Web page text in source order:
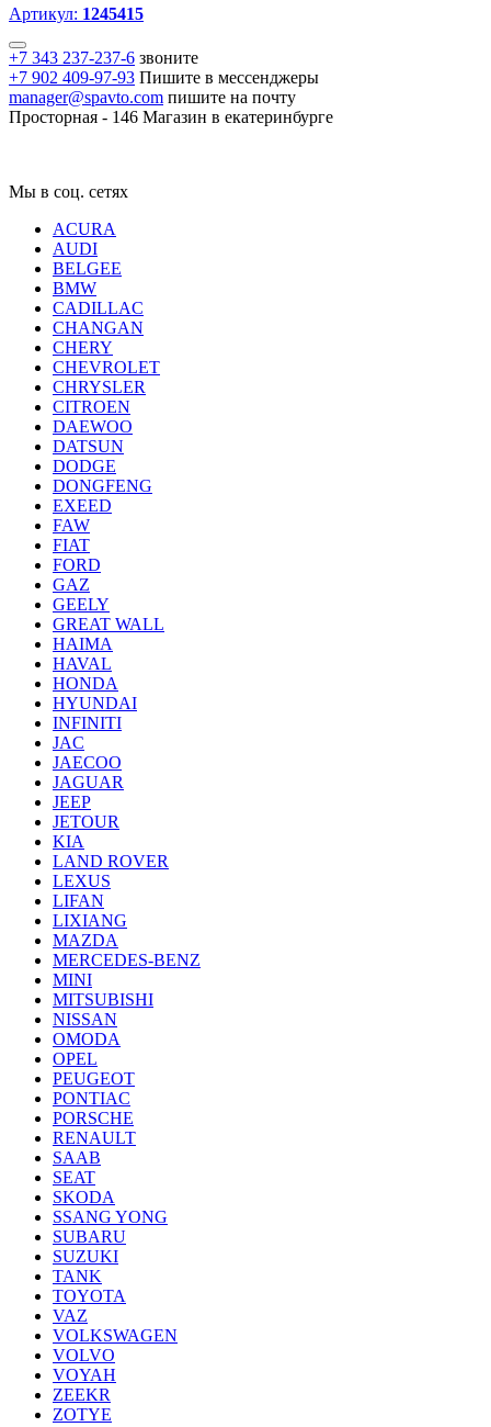
Артикул: 1245415
+7 343 237-237-6 звоните
+7 902 409-97-93 Пишите в мессенджеры
manager@spavto.com пишите на почту
Просторная - 146 Магазин в екатеринбурге
Мы в соц. сетях
ACURA
AUDI
BELGEE
BMW
CADILLAC
CHANGAN
CHERY
CHEVROLET
CHRYSLER
CITROEN
DAEWOO
DATSUN
DODGE
DONGFENG
EXEED
FAW
FIAT
FORD
GAZ
GEELY
GREAT WALL
HAIMA
HAVAL
HONDA
HYUNDAI
INFINITI
JAC
JAECOO
JAGUAR
JEEP
JETOUR
KIA
LAND ROVER
LEXUS
LIFAN
LIXIANG
MAZDA
MERCEDES-BENZ
MINI
MITSUBISHI
NISSAN
OMODA
OPEL
PEUGEOT
PONTIAC
PORSCHE
RENAULT
SAAB
SEAT
SKODA
SSANG YONG
SUBARU
SUZUKI
TANK
TOYOTA
VAZ
VOLKSWAGEN
VOLVO
VOYAH
ZEEKR
ZOTYE